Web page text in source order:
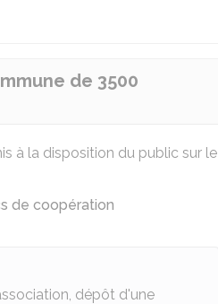
de 3500
à la disposition du public sur le
de coopération
dépôt d'une